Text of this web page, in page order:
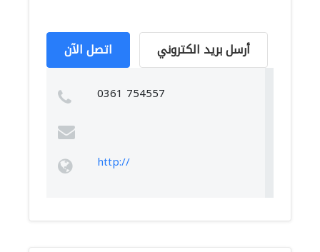
اتصل الآن أرسل بريد الكتروني
0361 754557
http://